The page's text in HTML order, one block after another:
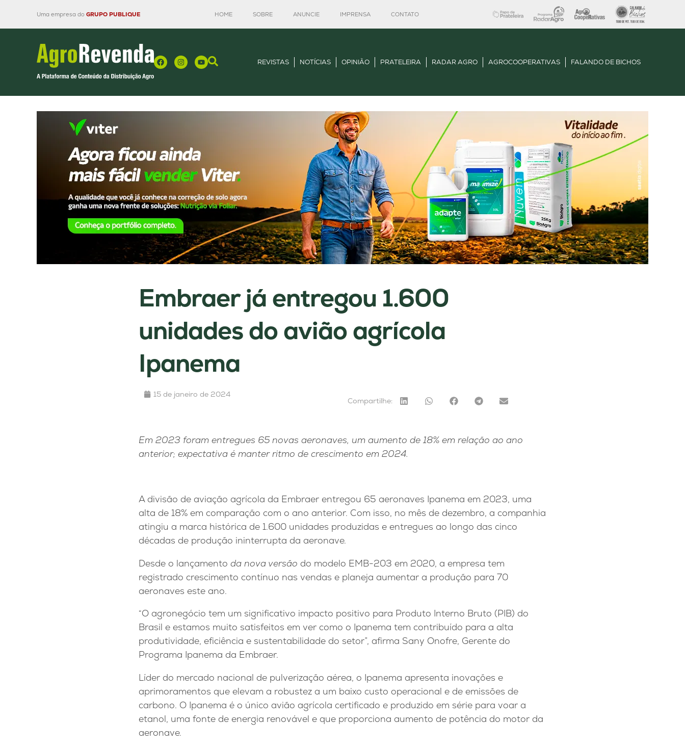
Uma empresa do GRUPO PUBLIQUE HOME SOBRE ANUNCIE IMPRENSA CONTATO
REVISTAS NOTÍCIAS OPINIÃO PRATELEIRA RADAR AGRO AGROCOOPERATIVAS FALANDO DE BICHOS
Embraer já entregou 1.600
unidades do avião agrícola
Ipanema
15 de janeiro de 2024
Compartilhe:
Em 2023 foram entregues 65 novas aeronaves, um aumento de 18% em relação ao ano
anterior; expectativa é manter ritmo de crescimento em 2024.
A divisão de aviação agrícola da Embraer entregou 65 aeronaves Ipanema em 2023, uma
alta de 18% em comparação com o ano anterior. Com isso, no mês de dezembro, a companhia
atingiu a marca histórica de 1.600 unidades produzidas e entregues ao longo das cinco
décadas de produção ininterrupta da aeronave.
Desde o lançamento da nova versão do modelo EMB-203 em 2020, a empresa tem
registrado crescimento contínuo nas vendas e planeja aumentar a produção para 70
aeronaves este ano.
“O agronegócio tem um significativo impacto positivo para Produto Interno Bruto (PIB) do
Brasil e estamos muito satisfeitos em ver como o Ipanema tem contribuído para a alta
produtividade, eficiência e sustentabilidade do setor”, afirma Sany Onofre, Gerente do
Programa Ipanema da Embraer.
Líder do mercado nacional de pulverização aérea, o Ipanema apresenta inovações e
aprimoramentos que elevam a robustez a um baixo custo operacional e de emissões de
carbono. O Ipanema é o único avião agrícola certificado e produzido em série para voar a
etanol, uma fonte de energia renovável e que proporciona aumento de potência do motor da
aeronave.